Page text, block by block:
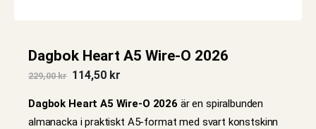
Dagbok Heart A5 Wire-O 2026
229,00kr Det
priset
var:
229,00 kr.
114,50 krDet
priset
är:
114,50 kr.
Dagbok Heart A5 Wire-O 2026 är en spiralbunden
almanacka i praktiskt A5-format med svart konstskinn